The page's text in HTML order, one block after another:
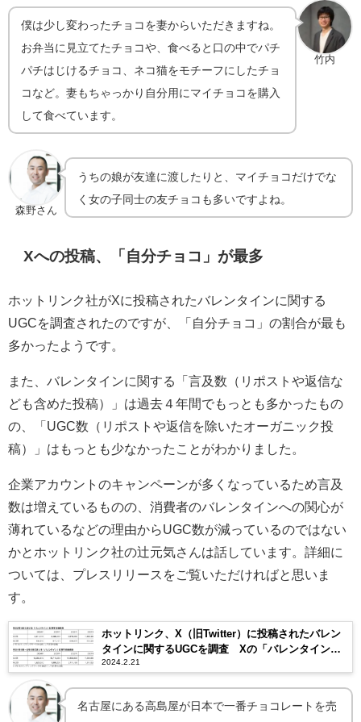
竹内
僕は少し変わったチョコを妻からいただきますね。
お弁当に見立てたチョコや、食べると口の中でパチ
パチはじけるチョコ、ネコ猫をモチーフにしたチョ
コなど。妻もちゃっかり自分用にマイチョコを購入
して食べています。
森野さん
うちの娘が友達に渡したりと、マイチョコだけでな
く女の子同士の友チョコも多いですよね。
Xへの投稿、「自分チョコ」が最多
ホットリンク社がXに投稿されたバレンタインに関する
UGCを調査されたのですが、「自分チョコ」の割合が最も
多かったようです。
また、バレンタインに関する「言及数（リポストや返信な
ども含めた投稿）」は過去４年間でもっとも多かったもの
の、「UGC数（リポストや返信を除いたオーガニック投
稿）」はもっとも少なかったことがわかりました。
企業アカウントのキャンペーンが多くなっているため言及
数は増えているものの、消費者のバレンタインへの関心が
薄れているなどの理由からUGC数が減っているのではない
かとホットリンク社の辻元気さんは話しています。詳細に
ついては、プレスリリースをご覧いただければと思いま
す。
ホットリンク、X（旧Twitter）に投稿されたバレン
タインに関するUGCを調査 Xの「バレンタイン」
書き込み、「自分チョコ」が最多
2024.2.21
名古屋にある高島屋が日本で一番チョコレートを売